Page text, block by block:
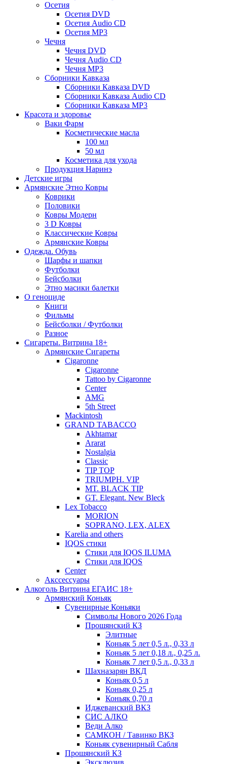
Осетия
Осетия DVD
Осетия Audio CD
Осетия MP3
Чечня
Чечня DVD
Чечня Audio CD
Чечня MP3
Сборники Кавказа
Сборники Кавказа DVD
Сборники Кавказа Audio CD
Сборники Кавказа MP3
Красота и здоровье
Ваки Фарм
Косметические масла
100 мл
50 мл
Косметика для ухода
Продукция Наринэ
Детские игры
Армянские Этно Ковры
Коврики
Половики
Ковры Модерн
3 D Ковры
Классические Ковры
Армянские Ковры
Одежда. Обувь
Шарфы и шапки
Футболки
Бейсболки
Этно масики балетки
О геноциде
Книги
Фильмы
Бейсболки / Футболки
Разное
Сигареты. Витрина 18+
Армянские Сигареты
Cigaronne
Cigaronne
Tattoo by Cigaronne
Center
AMG
5th Street
Mackintosh
GRAND TABACCO
Akhtamar
Ararat
Nostalgia
Classic
TIP TOP
TRIUMPH. VIP
MT. BLACK TIP
GT. Elegant. New Bleck
Lex Tobacco
MORION
SOPRANO, LEX, ALEX
Karelia and others
IQOS стики
Стики для IQOS ILUMA
Стики для IQOS
Сenter
Акссессуары
Алкоголь Витрина ЕГАИС 18+
Армянский Коньяк
Сувенирные Коньяки
Символы Нового 2026 Года
Прошянский КЗ
Элитные
Коньяк 5 лет 0,5 л., 0,33 л
Коньяк 5 лет 0,18 л., 0,25 л.
Коньяк 7 лет 0,5 л., 0,33 л
Шахназарян ВКД
Коньяк 0,5 л
Коньяк 0,25 л
Коньяк 0,70 л
Иджеванский ВКЗ
СИС АЛКО
Веди Алко
САМКОН / Тавинко ВКЗ
Коньяк сувенирный Сабля
Прошянский КЗ
Эксклюзив